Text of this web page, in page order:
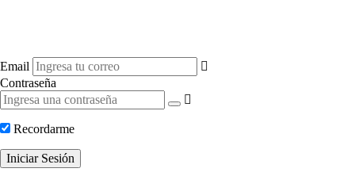
Email
Contraseña
Recordarme
Iniciar Sesión